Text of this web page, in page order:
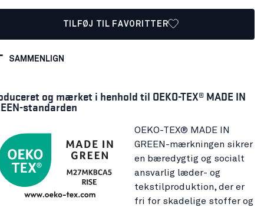
TILFØJ TIL FAVORITTER
SAMMENLIGN
og mærket i henhold til OEKO-TEX® MADE IN
standarden
OEKO-TEX® MADE IN
GREEN-mærkningen sikrer
en bæredygtig og socialt
ansvarlig læder- og
tekstilproduktion, der er
fri for skadelige stoffer og